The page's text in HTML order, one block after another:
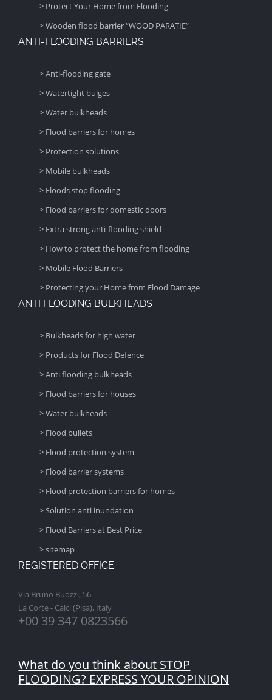
> Protect Your Home from Flooding
> Wooden flood barrier “WOOD PARATIE”
ANTI-FLOODING BARRIERS
> Anti-flooding gate
> Watertight bulges
> Water bulkheads
> Flood barriers for homes
> Protection solutions
> Mobile bulkheads
> Floods stop flooding
> Flood barriers for domestic doors
> Extra strong anti-flooding shield
> How to protect the home from flooding
> Mobile Flood Barriers
> Protecting your Home from Flood Damage
ANTI FLOODING BULKHEADS
> Bulkheads for high water
> Products for Flood Defence
> Anti flooding bulkheads
> Flood barriers for houses
> Water bulkheads
> Flood bullets
> Flood protection system
> Flood barrier systems
> Flood protection barriers for homes
> Solution anti inundation
> Flood Barriers at Best Price
> sitemap
REGISTERED OFFICE
Via Bruno Buozzi, 56
La Corte - Calci (Pisa), Italy
+00 39 347 0823566
What do you think about STOP
FLOODING? EXPRESS YOUR OPINION